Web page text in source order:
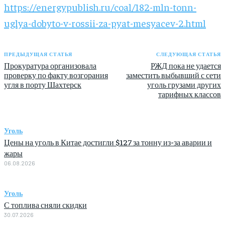
https://energypublish.ru/coal/182-mln-tonn-
uglya-dobyto-v-rossii-za-pyat-mesyacev-2.html
ПРЕДЫДУЩАЯ СТАТЬЯ
Прокуратура организовала
проверку по факту возгорания
угля в порту Шахтерск
СЛЕДУЮЩАЯ СТАТЬЯ
РЖД пока не удается
заместить выбывший с сети
уголь грузами других
тарифных классов
Уголь
Цены на уголь в Китае достигли $127 за тонну из-за аварии и
жары
06.08.2026
Уголь
С топлива сняли скидки
30.07.2026